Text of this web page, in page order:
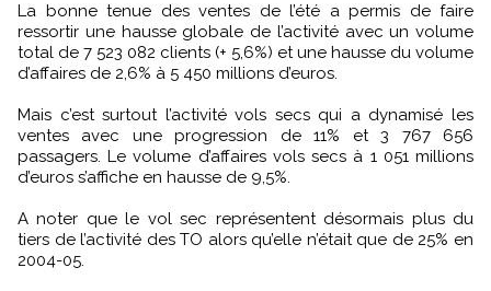
La bonne tenue des ventes de l’été a permis de faire
ressortir une hausse globale de l’activité avec un volume
total de 7 523 082 clients (+ 5,6%) et une hausse du volume
d’affaires de 2,6% à 5 450 millions d’euros.
Mais c’est surtout l’activité vols secs qui a dynamisé les
ventes avec une progression de 11% et 3 767 656
passagers. Le volume d’affaires vols secs à 1 051 millions
d’euros s’affiche en hausse de 9,5%.
A noter que le vol sec représentent désormais plus du
tiers de l’activité des TO alors qu’elle n’était que de 25% en
2004-05.